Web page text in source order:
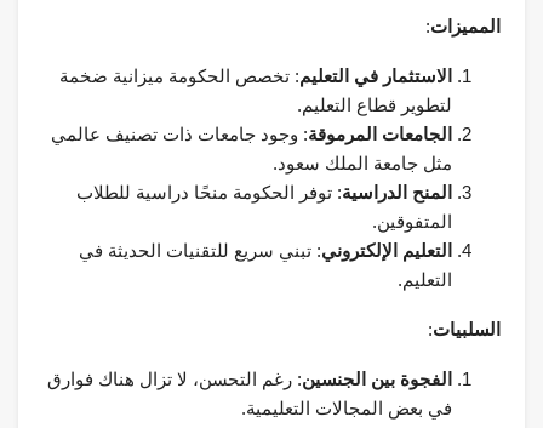
المميزات:
الاستثمار في التعليم: تخصص الحكومة ميزانية ضخمة
لتطوير قطاع التعليم.
الجامعات المرموقة: وجود جامعات ذات تصنيف عالمي
مثل جامعة الملك سعود.
المنح الدراسية: توفر الحكومة منحًا دراسية للطلاب
المتفوقين.
التعليم الإلكتروني: تبني سريع للتقنيات الحديثة في
التعليم.
السلبيات:
الفجوة بين الجنسين: رغم التحسن، لا تزال هناك فوارق
في بعض المجالات التعليمية.